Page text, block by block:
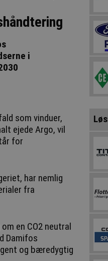
i
som vinduer,
ejede Argo, vil
for
har nemlig
fra
en CO2 neutral
Damifos
og bæredygtig